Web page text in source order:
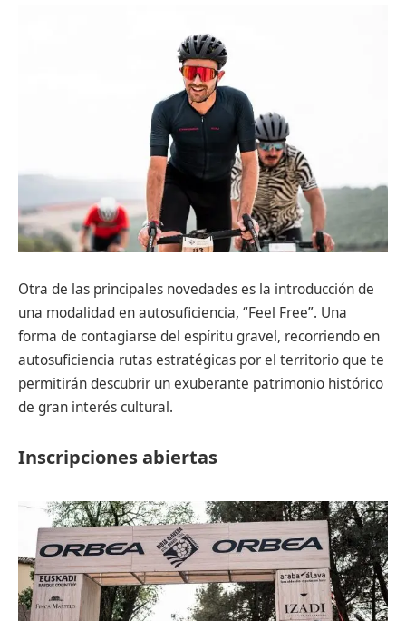
Otra de las principales novedades es la introducción de
una modalidad en autosuficiencia, “Feel Free”. Una
forma de contagiarse del espíritu gravel, recorriendo en
autosuficiencia rutas estratégicas por el territorio que te
permitirán descubrir un exuberante patrimonio histórico
de gran interés cultural.
Inscripciones abiertas